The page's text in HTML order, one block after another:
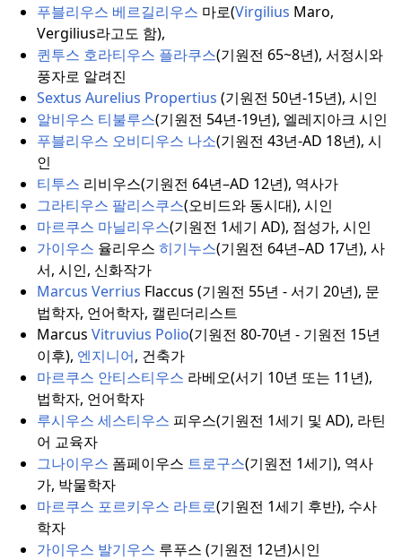
푸블리우스 베르길리우스 마로(Virgilius Maro,
Vergilius라고도 함),
퀸투스 호라티우스 플라쿠스(기원전 65~8년), 서정시와
풍자로 알려진
Sextus Aurelius Propertius (기원전 50년-15년), 시인
알비우스 티불루스(기원전 54년-19년), 엘레지아크 시인
푸블리우스 오비디우스 나소(기원전 43년-AD 18년), 시
인
티투스 리비우스(기원전 64년–AD 12년), 역사가
그라티우스 팔리스쿠스(오비드와 동시대), 시인
마르쿠스 마닐리우스(기원전 1세기 AD), 점성가, 시인
가이우스 율리우스 히기누스(기원전 64년–AD 17년), 사
서, 시인, 신화작가
Marcus Verrius Flaccus (기원전 55년 - 서기 20년), 문
법학자, 언어학자, 캘린더리스트
Marcus Vitruvius Polio(기원전 80-70년 - 기원전 15년
이후), 엔지니어, 건축가
마르쿠스 안티스티우스 라베오(서기 10년 또는 11년),
법학자, 언어학자
루시우스 세스티우스 피우스(기원전 1세기 및 AD), 라틴
어 교육자
그나이우스 폼페이우스 트로구스(기원전 1세기), 역사
가, 박물학자
마르쿠스 포르키우스 라트로(기원전 1세기 후반), 수사
학자
가이우스 발기우스 루푸스 (기원전 12년)시인